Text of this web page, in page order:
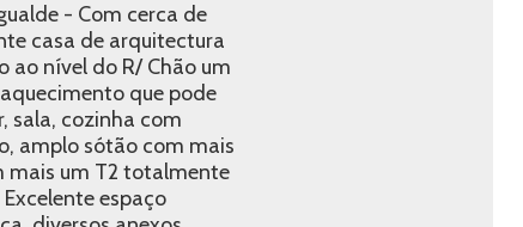
- Com cerca de
casa de arquitectura
ao nível do R/ Chão um
que pode
sala, cozinha com
amplo sótão com mais
mais um T2 totalmente
espaço